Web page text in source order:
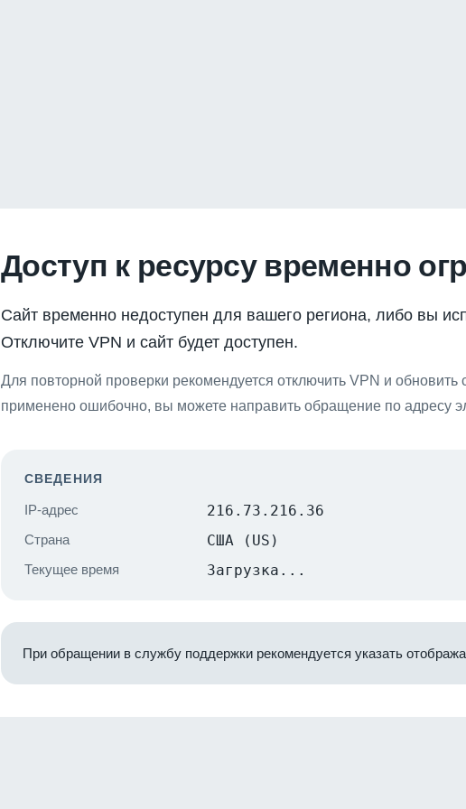
Доступ к ресурсу временно
Сайт временно недоступен для вашего региона, либо вы
Отключите VPN и сайт будет доступен.
Для повторной проверки рекомендуется отключить VPN и
применено ошибочно, вы можете направить обращение по адресу
СВЕДЕНИЯ
IP-адрес 216.73.216.36
Страна США (US)
Текущее время Загрузка...
При обращении в службу поддержки рекомендуется указать